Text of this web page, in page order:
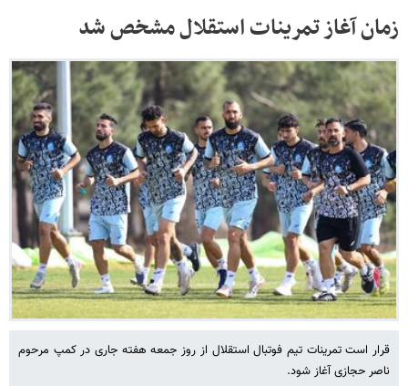
زمان آغاز تمرینات استقلال مشخص شد
قرار است تمرینات تیم فوتبال استقلال از روز جمعه هفته جاری در کمپ مرحوم
ناصر حجازی آغاز شود.